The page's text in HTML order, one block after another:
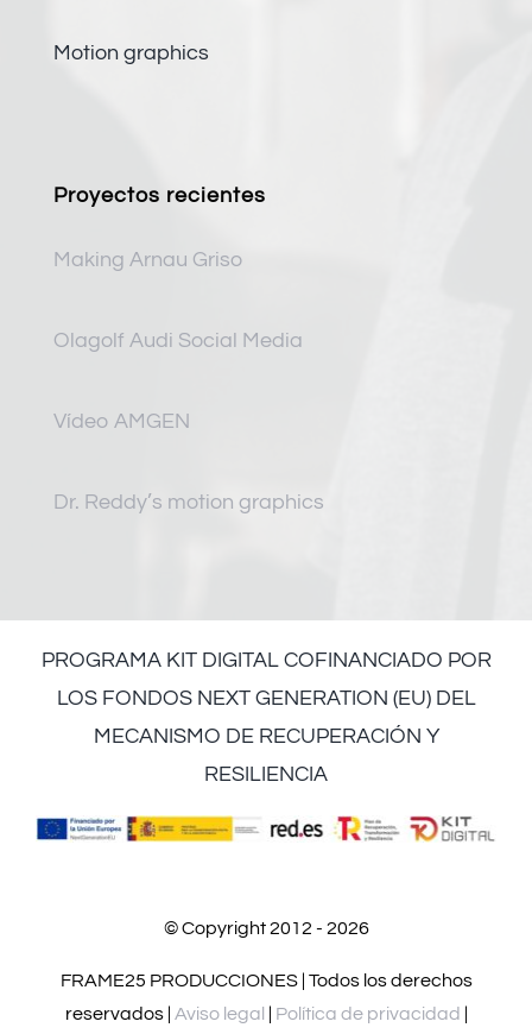
Motion graphics
Proyectos recientes
Making Arnau Griso
Olagolf Audi Social Media
Vídeo AMGEN
Dr. Reddy’s motion graphics
PROGRAMA KIT DIGITAL COFINANCIADO POR
LOS FONDOS NEXT GENERATION (EU) DEL
MECANISMO DE RECUPERACIÓN Y
RESILIENCIA
© Copyright 2012 - 2026
FRAME25 PRODUCCIONES | Todos los derechos
reservados | Aviso legal Política de privacidad